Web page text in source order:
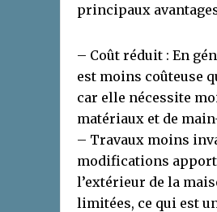
principaux
– Coût réduit : En
est moins coûteuse
car elle nécessite
matériaux et de
– Travaux moins
modifications
l’extérieur de la
limitées, ce qui est